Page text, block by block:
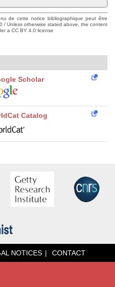
de cette notice bibliographique peut être
/ Unless otherwise stated above, the content
a CC BY 4.0 license
Scholar
Catalog
NOTICES CONTACT